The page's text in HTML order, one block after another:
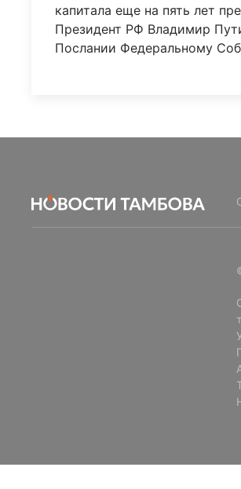
капитала еще на пять лет
Президент РФ Владимир
Послании Федеральному